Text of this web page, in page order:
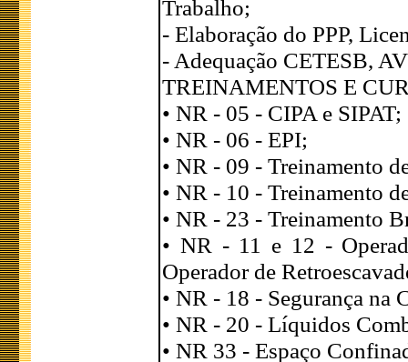
Trabalho;
- Elaboração do PPP,
- Adequação CETESB,
TREINAMENTOS E
• NR - 05 - CIPA e SIPAT;
• NR - 06 - EPI;
• NR - 09 - Treinamento
• NR - 10 - Treinamento
• NR - 23 - Treinamento
• NR - 11 e 12 -
Operador de
• NR - 18 - Segurança na
• NR - 20 - Líquidos
• NR 33 - Espaço